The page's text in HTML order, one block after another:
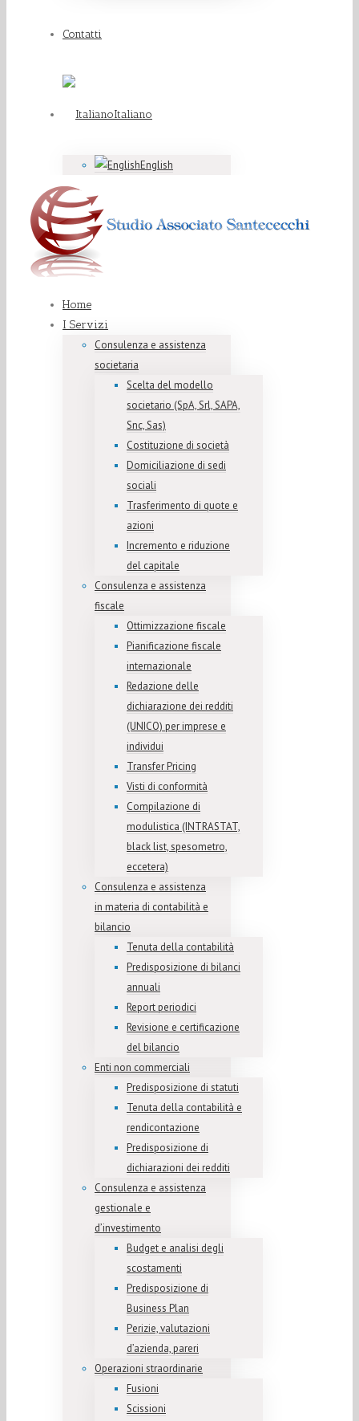
Contatti
Italiano
English
Home
I Servizi
Consulenza e assistenza
societaria
Scelta del modello
societario (SpA, Srl, SAPA,
Snc, Sas)
Costituzione di società
Domiciliazione di sedi
sociali
Trasferimento di quote e
azioni
Incremento e riduzione
del capitale
Consulenza e assistenza
fiscale
Ottimizzazione fiscale
Pianificazione fiscale
internazionale
Redazione delle
dichiarazione dei redditi
(UNICO) per imprese e
individui
Transfer Pricing
Visti di conformità
Compilazione di
modulistica (INTRASTAT,
black list, spesometro,
eccetera)
Consulenza e assistenza
in materia di contabilità e
bilancio
Tenuta della contabilità
Predisposizione di bilanci
annuali
Report periodici
Revisione e certificazione
del bilancio
Enti non commerciali
Predisposizione di statuti
Tenuta della contabilità e
rendicontazione
Predisposizione di
dichiarazioni dei redditi
Consulenza e assistenza
gestionale e
d’investimento
Budget e analisi degli
scostamenti
Predisposizione di
Business Plan
Perizie, valutazioni
d’azienda, pareri
Operazioni straordinarie
Fusioni
Scissioni